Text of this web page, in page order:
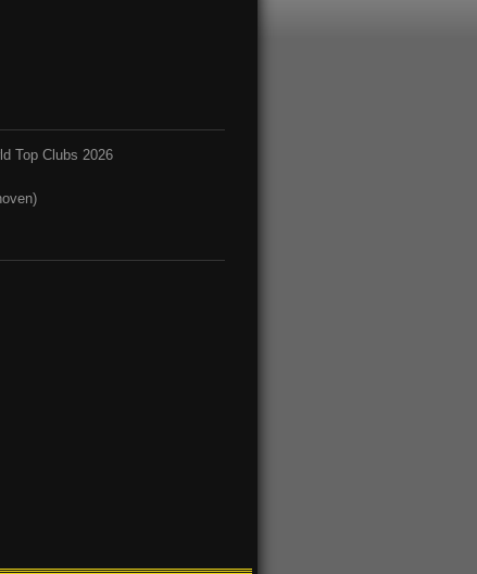
Top Clubs 2026